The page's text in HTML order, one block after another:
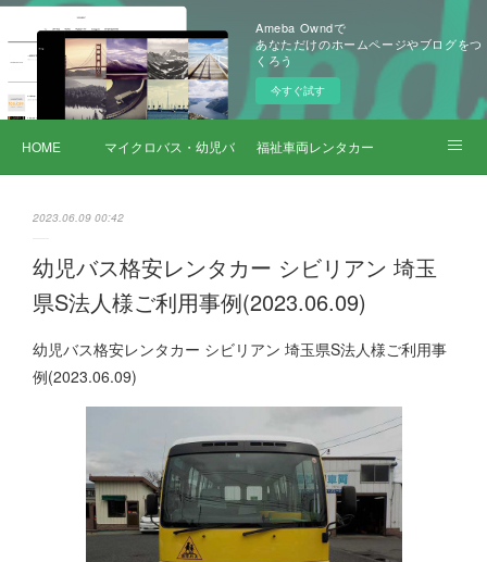
Ameba Owndで
あなただけのホームページやブログをつ
くろう
今すぐ試す
HOME マイクロバス・幼児バス レンタカー福祉車両レンタカー
2023.06.09 00:42
幼児バス格安レンタカー シビリアン 埼玉
県S法人様ご利用事例(2023.06.09)
幼児バス格安レンタカー シビリアン 埼玉県S法人様ご利用事
例(2023.06.09)